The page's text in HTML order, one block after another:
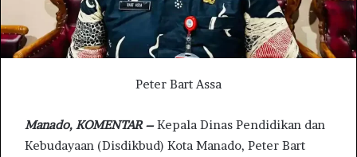
l
Peter Bart Assa
Manado, KOMENTAR –Kepala Dinas Pendidikan dan
Kebudayaan (Disdikbud) Kota Manado, Peter Bart